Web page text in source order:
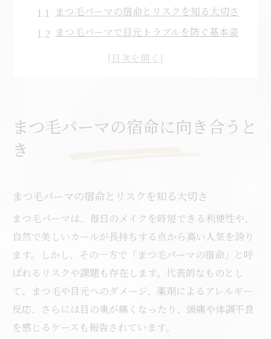
まつ毛パーマの宿命とリスクを知る大切さ
まつ毛パーマで目元トラブルを防ぐ基本姿
まつ毛パーマの宿命を正しく理解して選択
まつ毛パーマで健康な目元を維持するコツ
まつ毛パーマ後の目元ケアで健やかさを保
つ方法
まつ毛パーマが与える健康リスクとその対
策
まつ毛パーマと健康な目元の両立の秘訣
まつ毛パーマの宿命に向き合うと
き
まつ毛パーマの宿命とリスクを知る大切さ
まつ毛パーマは、毎日のメイクを時短できる利便性や、
自然で美しいカールが長持ちする点から高い人気を誇り
ます。しかし、その一方で「まつ毛パーマの宿命」と呼
ばれるリスクや課題も存在します。代表的なものとし
て、まつ毛や目元へのダメージ、薬剤によるアレルギー
反応、さらには目の奥が痛くなったり、頭痛や体調不良
を感じるケースも報告されています。